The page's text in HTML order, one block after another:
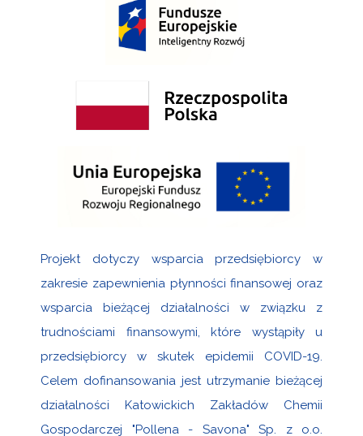
Projekt dotyczy wsparcia przedsiębiorcy w
zakresie zapewnienia płynności finansowej oraz
wsparcia bieżącej działalności w związku z
trudnościami finansowymi, które wystąpiły u
przedsiębiorcy w skutek epidemii COVID-19.
Celem dofinansowania jest utrzymanie bieżącej
działalności Katowickich Zakładów Chemii
Gospodarczej "Pollena - Savona" Sp. z o.o.